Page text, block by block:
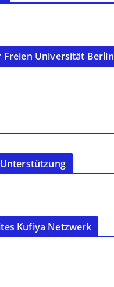
Freien Universität Berlin
Kufiya Netzwerk